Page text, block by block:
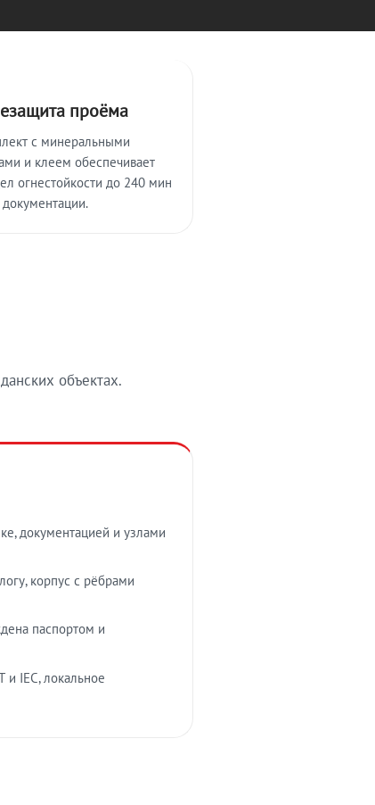
проёма
с минеральными
и клеем обеспечивает
огнестойкости до 240 мин
объектах.
документацией и узлами
корпус с рёбрами
паспортом и
IEC, локальное